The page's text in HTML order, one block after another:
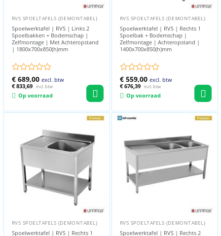
RVS SPOELTAFELS (DEMONTABEL)
Spoelwerktafel | RVS | Links 2
Spoelbakken + Bodemschap |
Zelfmontage | Met Achteropstand
| 1800x700x850(h)mm
Gewaardeerd
0
uit
€689,00 excl. btw
€833,69 incl. btw
Op voorraad
RVS SPOELTAFELS (DEMONTABEL)
Spoelwerktafel | RVS | Rechts 1
Spoelbak + Bodemschap |
Zelfmontage | Achteropstand |
1400x700x850(h)mm
Gewaardeerd
0
uit
€559,00 excl. btw
€676,39 incl. btw
Op voorraad
RVS SPOELTAFELS (DEMONTABEL)
Spoelwerktafel | RVS | Rechts 1
RVS SPOELTAFELS (DEMONTABEL)
Spoelwerktafel | RVS | Rechts 2